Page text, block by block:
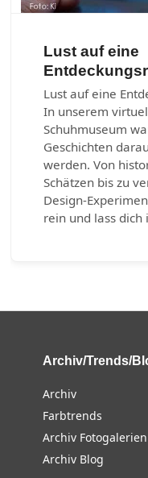
Lust auf eine
Lust auf eine
In unserem
Schuhmuseum
Geschichten
werden. Von
Schätzen bis zu
Design-
rein und lass
Archiv/Trends/
Archiv
Farbtrends
Archiv Fotogalerien
Archiv Blog